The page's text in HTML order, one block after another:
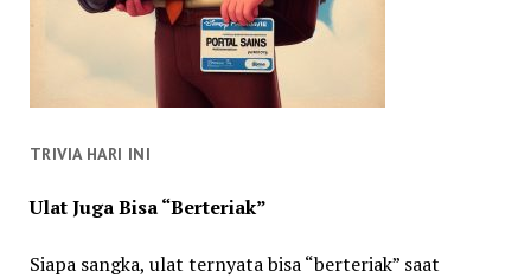
TRIVIA HARI INI
Ulat Juga Bisa “Berteriak”
Siapa sangka, ulat ternyata bisa “berteriak” saat